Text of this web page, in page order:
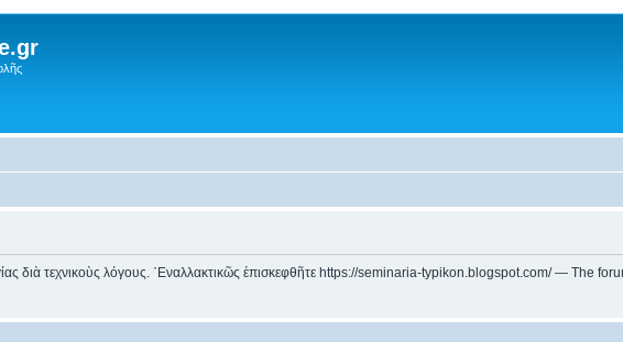
διὰ τεχνικοὺς λόγους. ᾿Εναλλακτικῶς ἐπισκεφθῆτε https://seminaria-typikon.blogspot.com/ —